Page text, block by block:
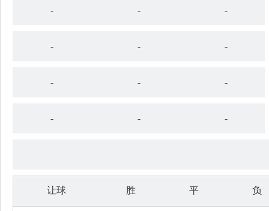
- - -
- - -
- - -
- - -
让球 胜 平 负